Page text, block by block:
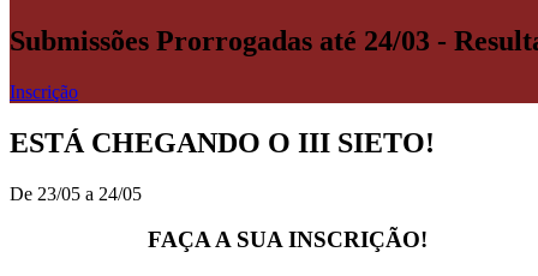
Submissões Prorrogadas até 24/03 -
Inscrição
ESTÁ CHEGANDO O III SIETO!
De 23/05 a 24/05
FAÇA A SUA INSCRIÇÃO!